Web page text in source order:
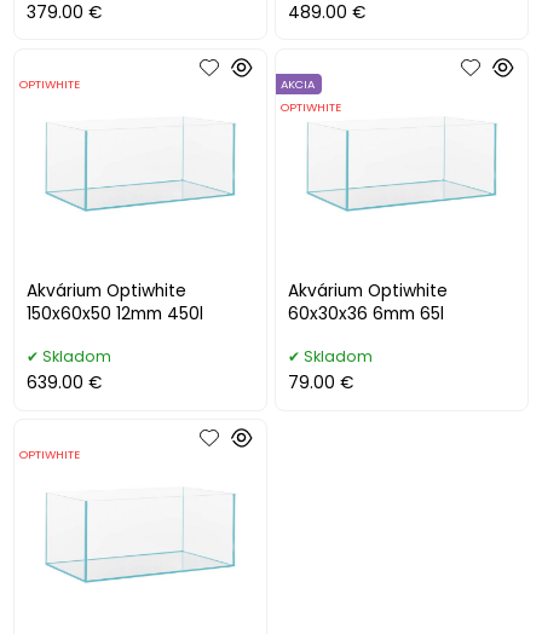
379.00 € 489.00 €
Akvárium Optiwhite
150x60x50 12mm 450l
OPTIWHITE
Skladom
639.00 €
Akvárium Optiwhite
60x30x36 6mm 65l
AKCIA
OPTIWHITE
Skladom
79.00 €
OPTIWHITE